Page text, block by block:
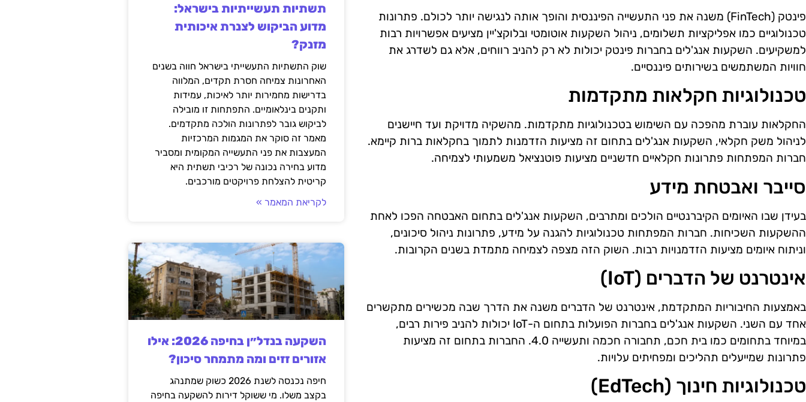
פינטק (FinTech) משנה את פני התעשייה הפיננסית והופך אותה לנגישה יותר לכולם. פתרונות
טכנולוגיים כמו אפליקציות תשלומים, ניהול השקעות אוטומטי ובלוקצ'יין מציעים אפשרויות רבות
למשקיעים. השקעות אנג'לים בחברות פינטק יכולות לא רק להניב רווחים, אלא גם לשדרג את
חוויות המשתמשים בשירותים פיננסיים.
טכנולוגיות חקלאות מתקדמות
החקלאות עוברת מהפכה עם השימוש בטכנולוגיות מתקדמות. מהשקיה מדויקת ועד חיישנים
לניהול משק חקלאי, השקעות אנג'לים בתחום זה מציעות הזדמנות לתמוך בחקלאות ברות קיימא.
חברות המפתחות פתרונות חקלאיים חדשניים מציעות פוטנציאל משמעותי לצמיחה.
סייבר ואבטחת מידע
בעידן שבו האיומים הקיברנטיים הולכים ומתרבים, השקעות אנג'לים בתחום האבטחה הפכו לאחת
ההשקעות השכיחות. חברות המפתחות טכנולוגיות להגנה על מידע, פתרונות ניהול סיכונים,
וניתוח איומים מציעות הזדמנויות רבות. השוק הזה מצפה לצמיחה מתמדת בשנים הקרובות.
אינטרנט של הדברים (IoT)
באמצעות החיבוריות המתקדמת, אינטרנט של הדברים משנה את הדרך שבה מכשירים מתקשרים
אחד עם השני. השקעות אנג'לים בחברות הפועלות בתחום ה-IoT יכולות להניב פירות רבים,
במיוחד בתחומים כמו בית חכם, תחבורה חכמה ותעשייה 4.0. החברות בתחום זה מציעות
פתרונות שמייעלים תהליכים ומפחיתים עלויות.
טכנולוגיות חינוך (EdTech)
תשתיות תעשייתיות בישראל:
מדוע הביקוש לצנרת איכותית
מזנק?
שוק התשתיות התעשייתי בישראל חווה בשנים
האחרונות צמיחה חסרת תקדים, המלווה
בדרישות מחמירות יותר לאיכות, עמידות
ותקנים בינלאומיים. התפתחות זו מובילה
לביקוש גובר לפתרונות הולכה מתקדמים.
מאמר זה סוקר את המגמות המרכזיות
המעצבות את פני התעשייה המקומית ומסביר
מדוע בחירה נכונה של רכיבי תשתית היא
קריטית להצלחת פרויקטים מורכבים.
לקריאת המאמר »
השקעה בנדל״ן בחיפה 2026: אילו
אזורים זזים ומה מתמחר סיכון?
חיפה נכנסה לשנת 2026 כשוק שמתנהג
בקצב משלו. מי ששוקל דירות להשקעה בחיפה